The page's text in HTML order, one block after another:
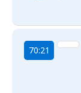
70:21